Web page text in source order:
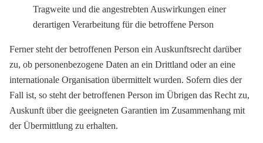
Tragweite und die angestrebten Auswirkungen einer
derartigen Verarbeitung für die betroffene Person
Ferner steht der betroffenen Person ein Auskunftsrecht darüber
zu, ob personenbezogene Daten an ein Drittland oder an eine
internationale Organisation übermittelt wurden. Sofern dies der
Fall ist, so steht der betroffenen Person im Übrigen das Recht zu,
Auskunft über die geeigneten Garantien im Zusammenhang mit
der Übermittlung zu erhalten.